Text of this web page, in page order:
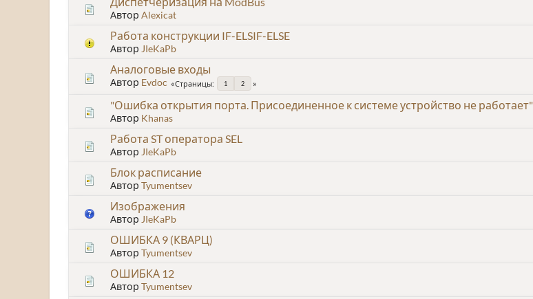
Автор Alexicat
Работа конструкции IF-ELSIF-ELSE
Автор JIeKaPb
Аналоговые входы
Автор Evdoc Страницы 1 2
"Ошибка открытия порта. Присоединенное к системе устройство не работает"
Автор Khanas
Работа ST оператора SEL
Автор JIeKaPb
Блок расписание
Автор Tyumentsev
Изображения
Автор JIeKaPb
ОШИБКА 9 (КВАРЦ)
Автор Tyumentsev
ОШИБКА 12
Автор Tyumentsev